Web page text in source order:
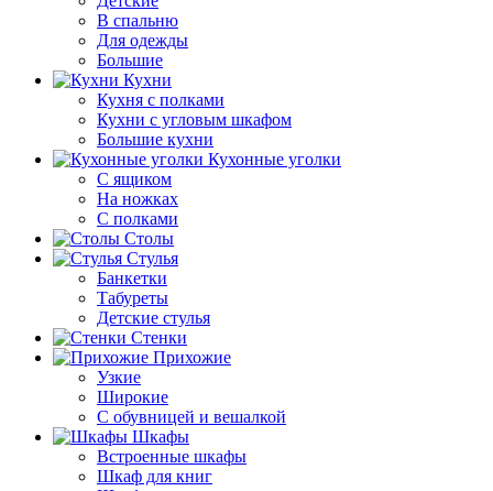
В спальню
Для одежды
Большие
Кухни
Кухня с полками
Кухни с угловым шкафом
Большие кухни
Кухонные уголки
С ящиком
На ножках
С полками
Столы
Стулья
Банкетки
Табуреты
Детские стулья
Стенки
Прихожие
Узкие
Широкие
С обувницей и вешалкой
Шкафы
Встроенные шкафы
Шкаф для книг